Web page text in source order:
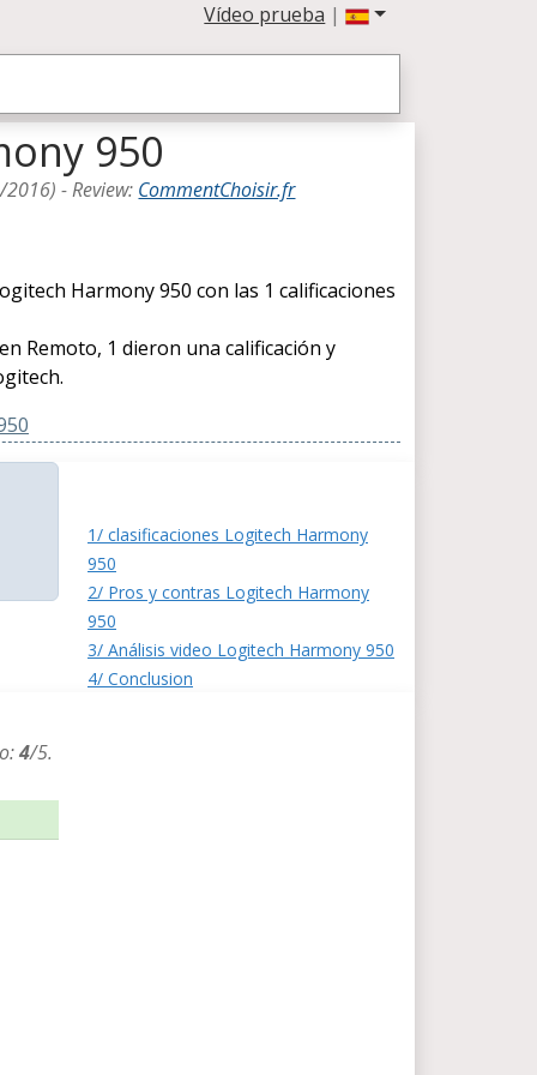
Vídeo prueba |
950
2016) -Review: CommentChoisir.fr
Harmony 950 con las 1 calificaciones
Remoto, 1 dieron una calificación y
1/ clasificaciones Logitech Harmony
950
2/ Pros y contras Logitech Harmony
950
3/ Análisis video Logitech Harmony 950
4/ Conclusion
4/5.